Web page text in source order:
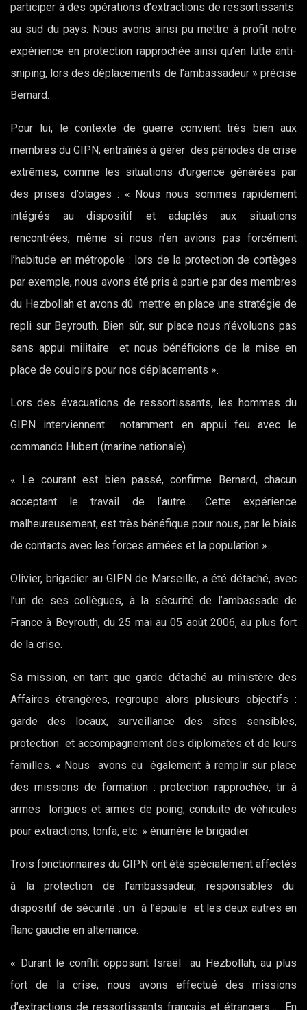
participer à des opérations d’extractions de ressortissants
au sud du pays. Nous avons ainsi pu mettre à profit notre
expérience en protection rapprochée ainsi qu’en lutte anti-
sniping, lors des déplacements de l’ambassadeur » précise
Bernard.
Pour lui, le contexte de guerre convient très bien aux
membres du GIPN, entraînés à gérer des périodes de crise
extrêmes, comme les situations d’urgence générées par
des prises d’otages : « Nous nous sommes rapidement
intégrés au dispositif et adaptés aux situations
rencontrées, même si nous n’en avions pas forcément
l’habitude en métropole : lors de la protection de cortèges
par exemple, nous avons été pris à partie par des membres
du Hezbollah et avons dû mettre en place une stratégie de
repli sur Beyrouth. Bien sûr, sur place nous n’évoluons pas
sans appui militaire et nous bénéficions de la mise en
place de couloirs pour nos déplacements ».
Lors des évacuations de ressortissants, les hommes du
GIPN interviennent notamment en appui feu avec le
commando Hubert (marine nationale).
« Le courant est bien passé, confirme Bernard, chacun
acceptant le travail de l’autre… Cette expérience
malheureusement, est très bénéfique pour nous, par le biais
de contacts avec les forces armées et la population ».
Olivier, brigadier au GIPN de Marseille, a été détaché, avec
l’un de ses collègues, à la sécurité de l’ambassade de
France à Beyrouth, du 25 mai au 05 août 2006, au plus fort
de la crise.
Sa mission, en tant que garde détaché au ministère des
Affaires étrangères, regroupe alors plusieurs objectifs :
garde des locaux, surveillance des sites sensibles,
protection et accompagnement des diplomates et de leurs
familles. « Nous avons eu également à remplir sur place
des missions de formation : protection rapprochée, tir à
armes longues et armes de poing, conduite de véhicules
pour extractions, tonfa, etc. » énumère le brigadier.
Trois fonctionnaires du GIPN ont été spécialement affectés
à la protection de l’ambassadeur, responsables du
dispositif de sécurité : un à l’épaule et les deux autres en
flanc gauche en alternance.
« Durant le conflit opposant Israël au Hezbollah, au plus
fort de la crise, nous avons effectué des missions
d’extractions de ressortissants français et étrangers… En